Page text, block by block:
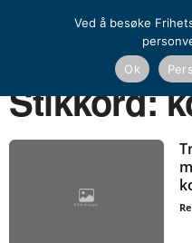
Korona
Stikkord:
Ved å besøke
Ok